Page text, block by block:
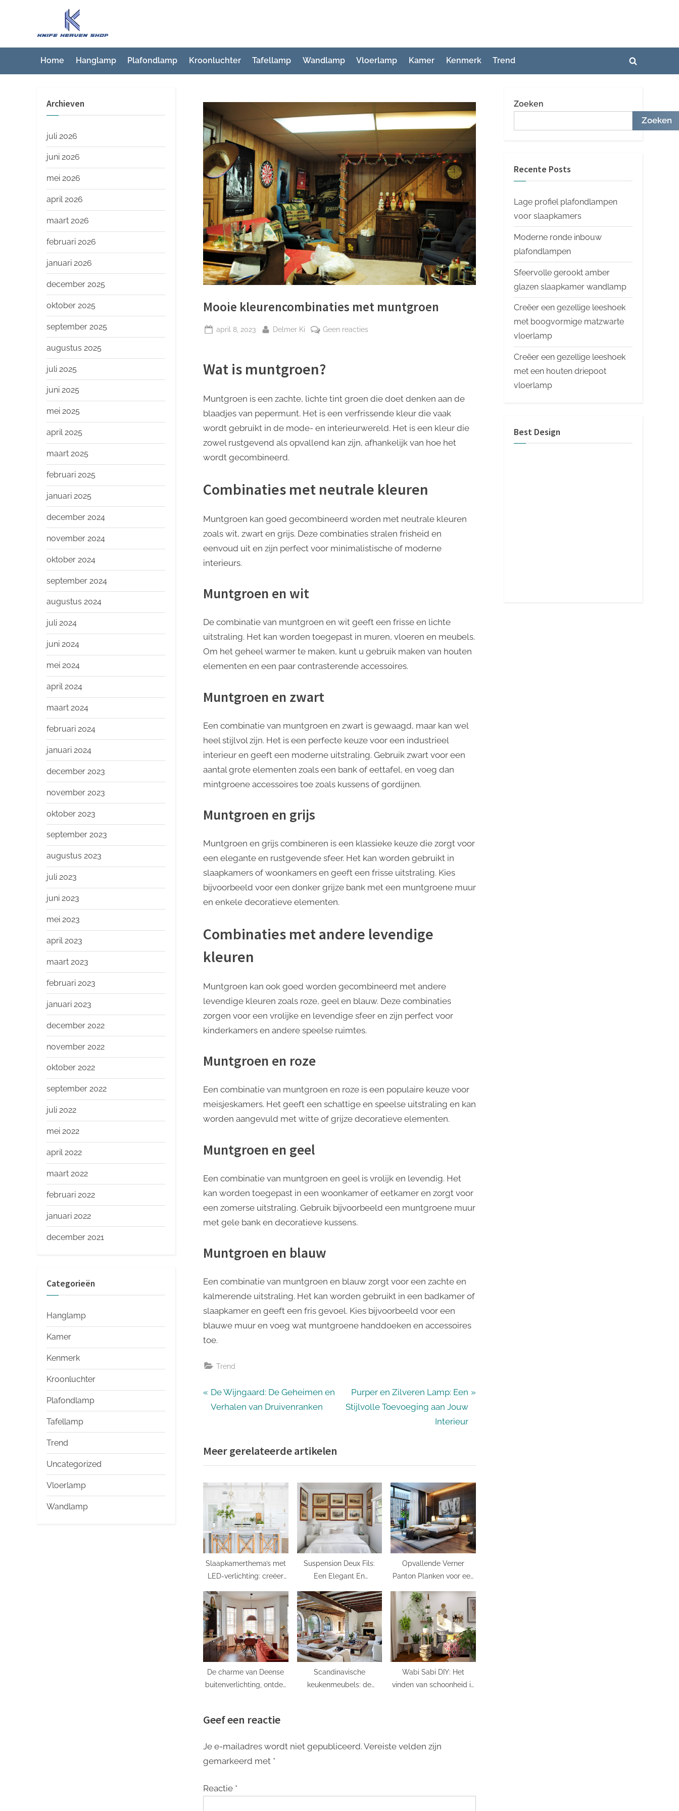
inhoud
K
n
i
f
e
h
Home Hanglamp Plafondlamp Kroonluchter Tafellamp Wandlamp Vloerlamp Kamer Kenmerk Trend
Toggle
Mooie kleurencombinaties met muntgroen
Geplaatst
april 8, 2023 Door
Delmer Ki Geen reacties
Wat is muntgroen?
Muntgroen is een zachte, lichte tint groen die doet denken aan de
blaadjes van pepermunt. Het is een verfrissende kleur die vaak
wordt gebruikt in de mode- en interieurwereld. Het is een kleur die
zowel rustgevend als opvallend kan zijn, afhankelijk van hoe het
wordt gecombineerd.
Combinaties met neutrale kleuren
Muntgroen kan goed gecombineerd worden met neutrale kleuren
zoals wit, zwart en grijs. Deze combinaties stralen frisheid en
eenvoud uit en zijn perfect voor minimalistische of moderne
interieurs.
Muntgroen en wit
De combinatie van muntgroen en wit geeft een frisse en lichte
uitstraling. Het kan worden toegepast in muren, vloeren en meubels.
Om het geheel warmer te maken, kunt u gebruik maken van houten
elementen en een paar contrasterende accessoires.
Muntgroen en zwart
Een combinatie van muntgroen en zwart is gewaagd, maar kan wel
heel stijlvol zijn. Het is een perfecte keuze voor een industrieel
interieur en geeft een moderne uitstraling. Gebruik zwart voor een
aantal grote elementen zoals een bank of eettafel, en voeg dan
mintgroene accessoires toe zoals kussens of gordijnen.
Muntgroen en grijs
Muntgroen en grijs combineren is een klassieke keuze die zorgt voor
een elegante en rustgevende sfeer. Het kan worden gebruikt in
slaapkamers of woonkamers en geeft een frisse uitstraling. Kies
bijvoorbeeld voor een donker grijze bank met een muntgroene muur
en enkele decoratieve elementen.
Combinaties met andere levendige
kleuren
Muntgroen kan ook goed worden gecombineerd met andere
levendige kleuren zoals roze, geel en blauw. Deze combinaties
zorgen voor een vrolijke en levendige sfeer en zijn perfect voor
kinderkamers en andere speelse ruimtes.
Muntgroen en roze
Een combinatie van muntgroen en roze is een populaire keuze voor
meisjeskamers. Het geeft een schattige en speelse uitstraling en kan
worden aangevuld met witte of grijze decoratieve elementen.
Muntgroen en geel
Een combinatie van muntgroen en geel is vrolijk en levendig. Het
kan worden toegepast in een woonkamer of eetkamer en zorgt voor
een zomerse uitstraling. Gebruik bijvoorbeeld een muntgroene muur
met gele bank en decoratieve kussens.
Muntgroen en blauw
Een combinatie van muntgroen en blauw zorgt voor een zachte en
kalmerende uitstraling. Het kan worden gebruikt in een badkamer of
slaapkamer en geeft een fris gevoel. Kies bijvoorbeeld voor een
blauwe muur en voeg wat muntgroene handdoeken en accessoires
toe.
Trend
Bericht
P
r
i
o
P
o
s
t
:
De Wijngaard: De Geheimen en
Verhalen van Druivenranken
N
e
o
t
:
Purper en Zilveren Lamp: Een
Stijlvolle Toevoeging aan Jouw
Interieur
Meer gerelateerde artikelen
Slaapkamerthema’s met
LED-verlichting: creëer
Suspension Deux Fils:
Een Elegant En
Ophangsysteem Voor
Jouw Interieur
Opvallende Verner
Panton Planken voor een
De charme van Deense
buitenverlichting, ontdek
Scandinavische
keukenmeubels: de
Wabi Sabi DIY: Het
vinden van schoonheid in
Geef een reactie
Je e-mailadres wordt niet gepubliceerd. Vereiste velden zijn
gemarkeerd met *
Reactie *
Archieven
juli 2026
juni 2026
mei 2026
april 2026
maart 2026
februari 2026
januari 2026
december 2025
oktober 2025
september 2025
augustus 2025
juli 2025
juni 2025
mei 2025
april 2025
maart 2025
februari 2025
januari 2025
december 2024
november 2024
oktober 2024
september 2024
augustus 2024
juli 2024
juni 2024
mei 2024
april 2024
maart 2024
februari 2024
januari 2024
december 2023
november 2023
oktober 2023
september 2023
augustus 2023
juli 2023
juni 2023
mei 2023
april 2023
maart 2023
februari 2023
januari 2023
december 2022
november 2022
oktober 2022
september 2022
juli 2022
mei 2022
april 2022
maart 2022
februari 2022
januari 2022
december 2021
Categorieën
Hanglamp
Kamer
Kenmerk
Kroonluchter
Plafondlamp
Tafellamp
Trend
Uncategorized
Vloerlamp
Wandlamp
Zoeken
Zoeken
Recente Posts
Lage profiel plafondlampen
voor slaapkamers
Moderne ronde inbouw
plafondlampen
Sfeervolle gerookt amber
glazen slaapkamer wandlamp
Creëer een gezellige leeshoek
met boogvormige matzwarte
vloerlamp
Creëer een gezellige leeshoek
met een houten driepoot
vloerlamp
Best Design